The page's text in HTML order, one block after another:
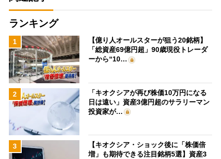
ランキング
1
【億り人オールスターが狙う20銘柄】
「総資産69億円超」90歳現役トレーダ
ーから“10…
2
「キオクシアが再び株価10万円になる
日は遠い」資産3億円超のサラリーマン
投資家が…
3
【キオクシア・ショック後に「株価倍
増」も期待できる注目銘柄5選】資産3